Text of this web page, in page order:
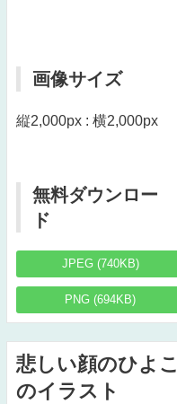
画像サイズ
縦2,000px : 横2,000px
無料ダウンロー
ド
JPEG (740KB)
PNG (694KB)
悲しい顔のひよこ
のイラスト